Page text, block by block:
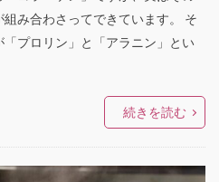
み合わさってできています。 そ
プロリン」と「アラニン」とい
続きを読む